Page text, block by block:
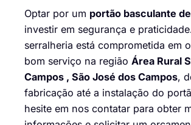
Optar por um portão basculante
investir em segurança e
serralheria está comprometida em
bom serviço na região Área Rural
Campos , São José dos Campos,
fabricação até a instalação do
hesite em nos contatar para obter